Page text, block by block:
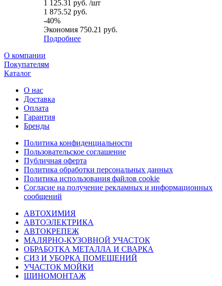
1 125.31 руб. /шт
1 875.52 руб.
-40%
Экономия 750.21 руб.
Подробнее
О компании
Покупателям
Каталог
О нас
Доставка
Оплата
Гарантия
Бренды
Политика конфиденциальности
Пользовательское соглашение
Публичная оферта
Политика обработки персональных данных
Политика использования файлов cookie
Согласие на получение рекламных и информационных
сообщений
АВТОХИМИЯ
АВТОЭЛЕКТРИКА
АВТОКРЕПЕЖ
МАЛЯРНО-КУЗОВНОЙ УЧАСТОК
ОБРАБОТКА МЕТАЛЛА И СВАРКА
СИЗ И УБОРКА ПОМЕЩЕНИЙ
УЧАСТОК МОЙКИ
ШИНОМОНТАЖ